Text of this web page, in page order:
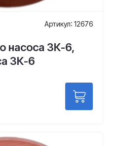
Артикул: 12676
насоса 3К-6,
3К-6